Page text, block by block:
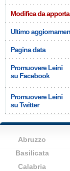
Modifica da
Ultimo
Pagina data
Promuovere Leini
su Facebook
Promuovere Leini
su Twitter
Abruzzo
Basilicata
Calabria